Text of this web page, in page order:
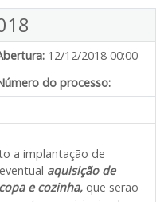
12/12/2018 00:00
do processo:
a implantação de
aquisição de
e cozinha, que serão